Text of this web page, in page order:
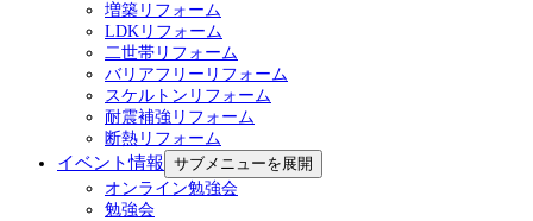
増築リフォーム
LDKリフォーム
二世帯リフォーム
バリアフリーリフォーム
スケルトンリフォーム
耐震補強リフォーム
断熱リフォーム
イベント情報 サブメニューを展開
オンライン勉強会
勉強会